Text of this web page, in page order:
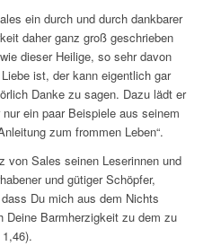
ein durch und durch dankbarer
daher ganz groß geschrieben
dieser Heilige, so sehr davon
ist, der kann eigentlich gar
Danke zu sagen. Dazu lädt er
ein paar Beispiele aus seinem
zum frommen Leben“.
von Sales seinen Leserinnen und
und gütiger Schöpfer,
Du mich aus dem Nichts
Deine Barmherzigkeit zu dem zu